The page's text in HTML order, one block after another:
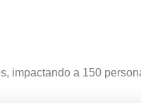
impactando a 150